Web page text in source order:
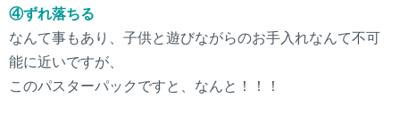
④ずれ落ちる
なんて事もあり、子供と遊びながらのお手入れなんて不可
能に近いですが、
このパスターパックですと、なんと！！！